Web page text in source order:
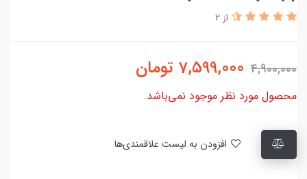
از 2
4,900,000
7,599,000 تومان
محصول مورد نظر موجود نمی‌باشد.